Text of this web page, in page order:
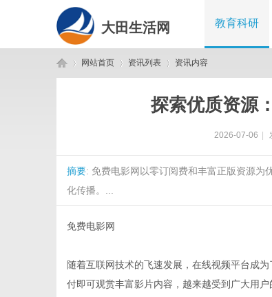
大田生活网 教育科研
网站首页 资讯列表 资讯内容
探索优质资源
2026-07-06
摘要: 免费电影网以零订阅费和丰富正版资源为
化传播。...
免费电影网
随着互联网技术的飞速发展，在线视频平台成
付即可观赏丰富影片内容，越来越受到广大用户